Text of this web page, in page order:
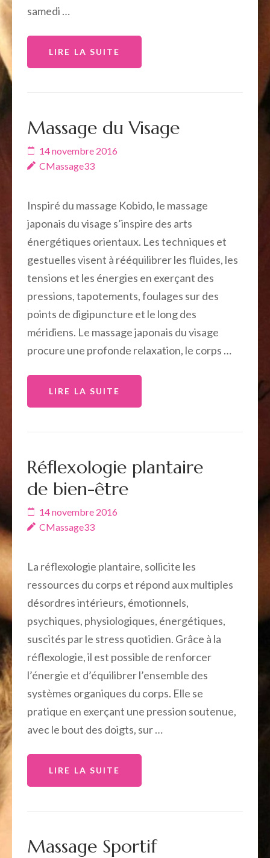
samedi …
LIRE LA SUITE
Massage du Visage
14 novembre 2016
CMassage33
Inspiré du massage Kobido, le massage
japonais du visage s’inspire des arts
énergétiques orientaux. Les techniques et
gestuelles visent à rééquilibrer les fluides, les
tensions et les énergies en exerçant des
pressions, tapotements, foulages sur des
points de digipuncture et le long des
méridiens. Le massage japonais du visage
procure une profonde relaxation, le corps …
LIRE LA SUITE
Réflexologie plantaire
de bien-être
14 novembre 2016
CMassage33
La réflexologie plantaire, sollicite les
ressources du corps et répond aux multiples
désordres intérieurs, émotionnels,
psychiques, physiologiques, énergétiques,
suscités par le stress quotidien. Grâce à la
réflexologie, il est possible de renforcer
l’énergie et d’équilibrer l’ensemble des
systèmes organiques du corps. Elle se
pratique en exerçant une pression soutenue,
avec le bout des doigts, sur …
LIRE LA SUITE
Massage Sportif